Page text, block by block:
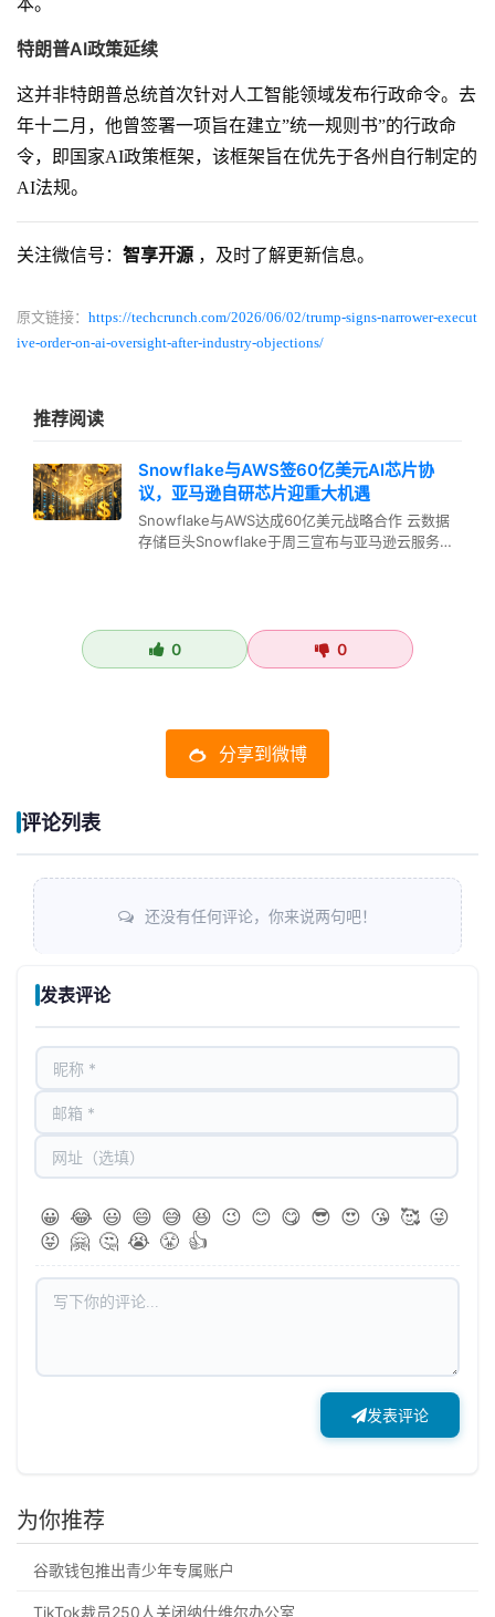
特朗普AI政策延续
这并非特朗普总统首次针对人工智能领域发布行政命令。去
年十二月，他曾签署一项旨在建立”统一规则书”的行政命
令，即国家AI政策框架，该框架旨在优先于各州自行制定的
AI法规。
关注微信号： 智享开源 ，及时了解更新信息。
原文链接： https://techcrunch.com/2026/06/02/trump-signs-narrower-execut
ive-order-on-ai-oversight-after-industry-objections/
推荐阅读
Snowflake与AWS签60亿美元AI芯片协
议，亚马逊自研芯片迎重大机遇
Snowflake与AWS达成60亿美元战略合作 云数据
存储巨头Snowflake于周三宣布与亚马逊云服务
0 0
分享到微博
评论列表
还没有任何评论，你来说两句吧！
发表评论
😀 😂 😃 😄 😅 😆 😉 😊 😋 😎 😍 😘 🥰 😜
😝 🤗 🤔 😭 😤 👍
发表评论
为你推荐
谷歌钱包推出青少年专属账户
TikTok裁员250人关闭纳什维尔办公室